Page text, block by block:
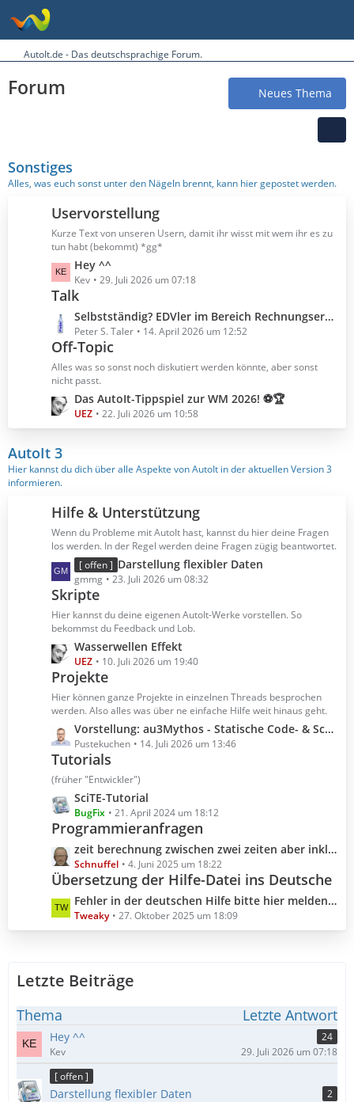
AutoIt.de - Das deutschsprachige Forum.
Forum Neues Thema
Sonstiges
Alles, was euch sonst unter den Nägeln brennt, kann hier gepostet werden.
Uservorstellung
Kurze Text von unseren Usern, damit ihr wisst mit wem ihr es zu
tun habt (bekommt) *gg*
L
e
t
e
B
e
t
g
e
Hey ^^
Kev 29. Juli 2026 um 07:18
Talk
t
z
t
e
B
e
t
r
ä
g
e
Selbstständig? EDVler im Bereich Rechnungserstellung?
Peter S. Taler 14. April 2026 um 12:52
Off-Topic
Alles was so sonst noch diskutiert werden könnte, aber sonst
nicht passt.
L
e
t
z
t
e
e
i
t
ä
g
e
Das AutoIt-Tippspiel zur WM 2026! ⚽🏆
UEZ 22. Juli 2026 um 10:58
AutoIt 3
Hier kannst du dich über alle Aspekte von AutoIt in der aktuellen Version 3
informieren.
Hilfe & Unterstützung
Wenn du Probleme mit AutoIt hast, kannst du hier deine Fragen
los werden. In der Regel werden deine Fragen zügig beantwortet.
L
e
t
z
t
e
B
e
i
t
ä
g
e
[ offen ] Darstellung flexibler Daten
gmmg 23. Juli 2026 um 08:32
Skripte
Hier kannst du deine eigenen AutoIt-Werke vorstellen. So
bekommst du Feedback und Lob.
L
e
t
z
t
B
e
i
t
r
ä
g
e
Wasserwellen Effekt
UEZ 10. Juli 2026 um 19:40
Projekte
Hier können ganze Projekte in einzelnen Threads besprochen
werden. Also alles was über ne einfache Hilfe weit hinaus geht.
e
t
z
e
B
i
t
r
ä
g
e
Vorstellung: au3Mythos - Statische Code- & Scoping-Analyse für AutoIt 3
Pustekuchen 14. Juli 2026 um 13:46
Tutorials
(früher "Entwickler")
L
e
t
z
t
e
e
g
SciTE-Tutorial
BugFix 21. April 2024 um 18:12
Programmieranfragen
L
e
t
z
e
i
t
ä
g
e
zeit berechnung zwischen zwei zeiten aber inklusive millisekunden
Schnuffel 4. Juni 2025 um 18:22
Übersetzung der Hilfe-Datei ins Deutsche
L
e
t
e
e
t
r
ä
g
Fehler in der deutschen Hilfe bitte hier melden (Hilfedatei 3.3.18.0 2025.10.04)
Tweaky 27. Oktober 2025 um 18:09
Letzte Beiträge
Thema Letzte Antwort
Hey ^^
24
Kev
29. Juli 2026 um 07:18
[ offen ]
Darstellung flexibler Daten
2